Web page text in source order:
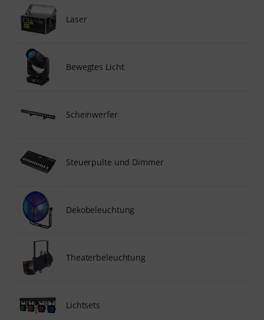
Laser
Bewegtes Licht
Scheinwerfer
Steuerpulte und Dimmer
Dekobeleuchtung
Theaterbeleuchtung
Lichtsets